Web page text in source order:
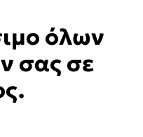
όλων
σας σε